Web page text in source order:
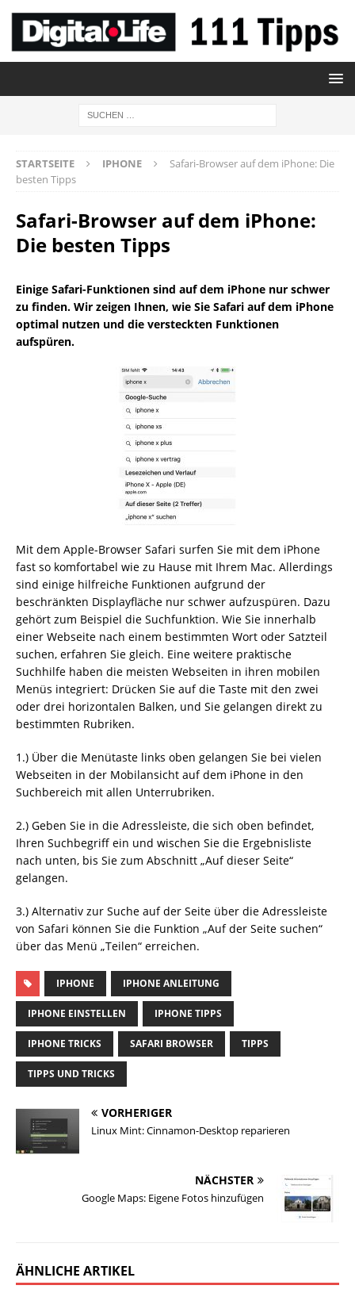
STARTSEITE IPHONE
Safari-Browser auf dem iPhone: Die
besten Tipps
Safari-Browser auf dem iPhone:
Die besten Tipps
Einige Safari-Funktionen sind auf dem iPhone nur schwer
zu finden. Wir zeigen Ihnen, wie Sie Safari auf dem iPhone
optimal nutzen und die versteckten Funktionen
aufspüren.
Mit dem Apple-Browser Safari surfen Sie mit dem iPhone
fast so komfortabel wie zu Hause mit Ihrem Mac. Allerdings
sind einige hilfreiche Funktionen aufgrund der
beschränkten Displayfläche nur schwer aufzuspüren. Dazu
gehört zum Beispiel die Suchfunktion. Wie Sie innerhalb
einer Webseite nach einem bestimmten Wort oder Satzteil
suchen, erfahren Sie gleich. Eine weitere praktische
Suchhilfe haben die meisten Webseiten in ihren mobilen
Menüs integriert: Drücken Sie auf die Taste mit den zwei
oder drei horizontalen Balken, und Sie gelangen direkt zu
bestimmten Rubriken.
1.) Über die Menütaste links oben gelangen Sie bei vielen
Webseiten in der Mobilansicht auf dem iPhone in den
Suchbereich mit allen Unterrubriken.
2.) Geben Sie in die Adressleiste, die sich oben befindet,
Ihren Suchbegriff ein und wischen Sie die Ergebnisliste
nach unten, bis Sie zum Abschnitt „Auf dieser Seite“
gelangen.
3.) Alternativ zur Suche auf der Seite über die Adressleiste
von Safari können Sie die Funktion „Auf der Seite suchen“
über das Menü „Teilen“ erreichen.
IPHONE IPHONE ANLEITUNG
IPHONE EINSTELLEN IPHONE TIPPS
IPHONE TRICKS SAFARI BROWSER TIPPS
TIPPS UND TRICKS
VORHERIGER
Linux Mint: Cinnamon-Desktop reparieren
NÄCHSTER
Google Maps: Eigene Fotos hinzufügen
ÄHNLICHE ARTIKEL